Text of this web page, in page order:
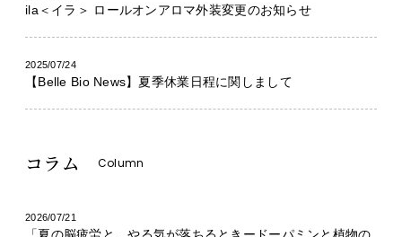
ila＜イラ＞ ロールオンアロマ外装変更のお知らせ
2025/07/24
【Belle Bio News】夏季休業日程に関しまして
コラム Column
2026/07/21